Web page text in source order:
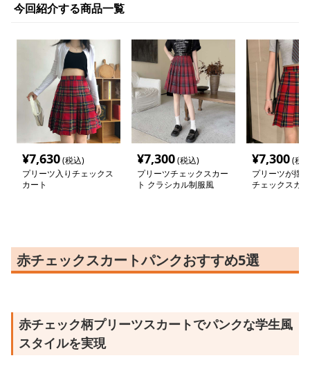
今回紹介する商品一覧
¥7,630(税込)
プリーツ入りチェックス
カート
¥7,300(税込)
プリーツチェックスカー
ト クラシカル制服風
¥7,300(税
プリーツが揺
チェックスカ
赤チェックスカートパンクおすすめ5選
赤チェック柄プリーツスカートでパンクな学生風
スタイルを実現